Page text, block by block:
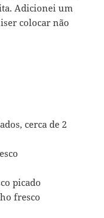
Adicionei um
colocar não
cerca de 2
picado
fresco